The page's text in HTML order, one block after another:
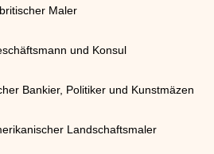
Maler
und Konsul
Bankier, Politiker und Kunstmäzen
Landschaftsmaler